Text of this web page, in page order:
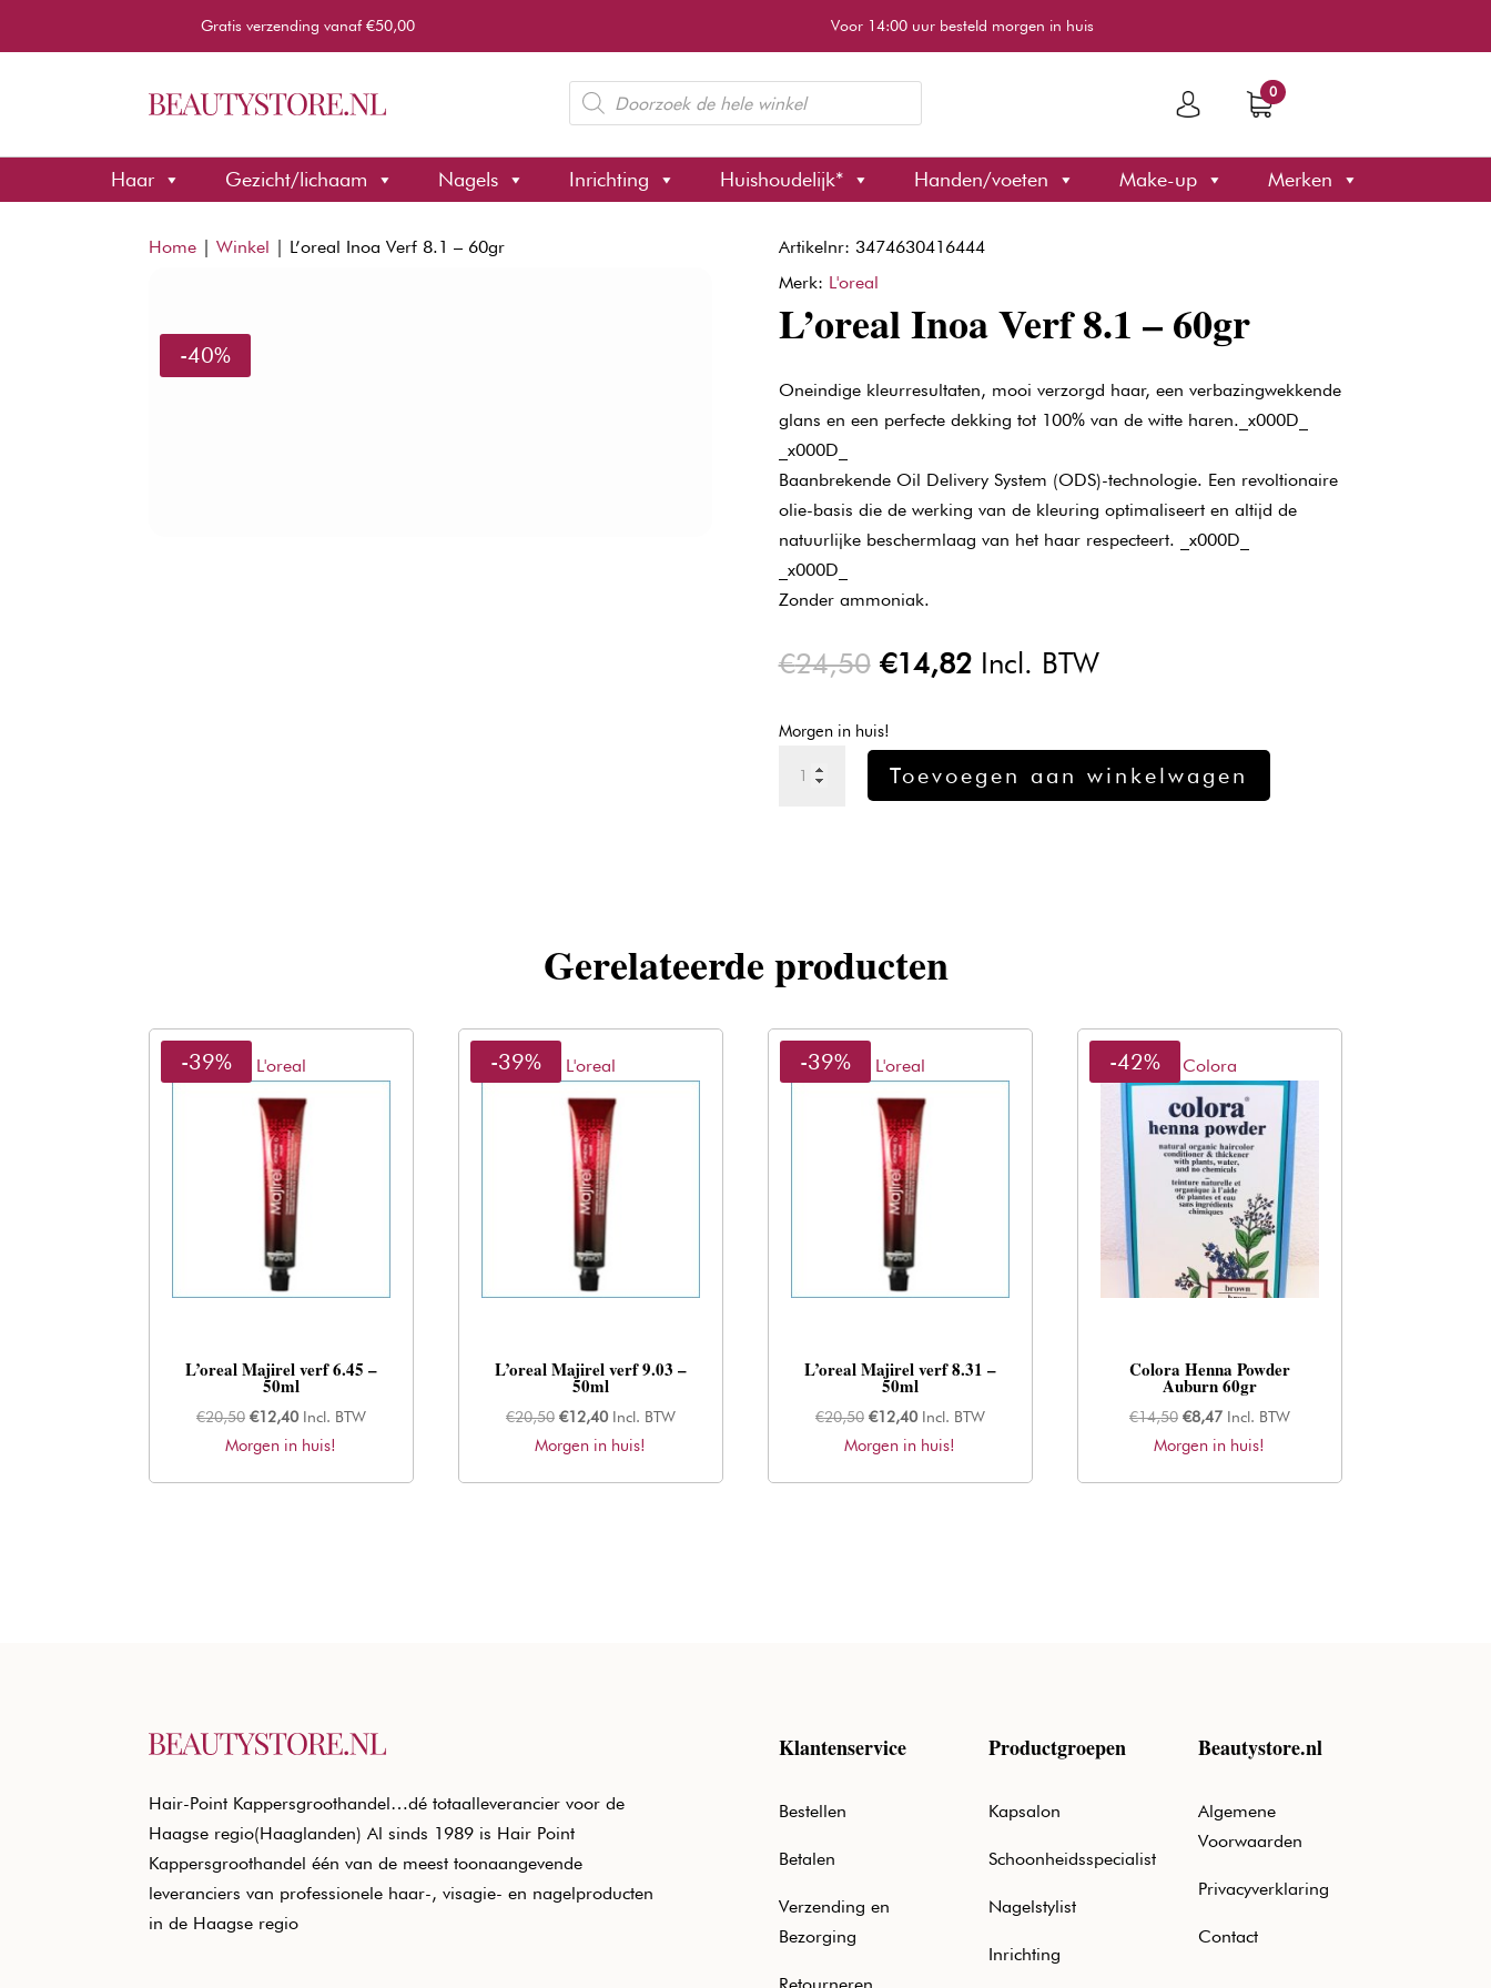
Gratis verzending vanaf €50,00 Voor 14:00 uur besteld morgen in huis
Producten
zoeken
0
Haar Gezicht/lichaam Nagels Inrichting Huishoudelijk* Handen/voeten Make-up Merken
Home |Winkel | L’oreal Inoa Verf 8.1 – 60gr
-40%
Artikelnr: 3474630416444
Merk: L'oreal
L’oreal Inoa Verf 8.1 – 60gr
Oneindige kleurresultaten, mooi verzorgd haar, een verbazingwekkende
glans en een perfecte dekking tot 100% van de witte haren._x000D_
_x000D_
Baanbrekende Oil Delivery System (ODS)-technologie. Een revoltionaire
olie-basis die de werking van de kleuring optimaliseert en altijd de
natuurlijke beschermlaag van het haar respecteert. _x000D_
_x000D_
Zonder ammoniak.
€24,50 Oorspronkelijke
was:
€24,50.
€14,82Huidige
€14,82.
Incl. BTW
Morgen in huis!
Toevoegen aan winkelwagen
Gerelateerde producten
L'oreal
-39%
L’oreal Majirel verf 6.45 –
50ml
€20,50 Oorspronkelijke
prijs
€12,40Huidige
prijs
Incl. BTW
Morgen in huis!
L'oreal
-39%
L’oreal Majirel verf 9.03 –
50ml
€20,50 Oorspronkelijke
prijs
€12,40Huidige
prijs
Incl. BTW
Morgen in huis!
L'oreal
-39%
L’oreal Majirel verf 8.31 –
50ml
€20,50 Oorspronkelijke
prijs
€12,40Huidige
prijs
Incl. BTW
Morgen in huis!
Colora
-42%
Colora Henna Powder
Auburn 60gr
€14,50 Oorspronkelijke
prijs
€8,47Huidige
prijs
Incl. BTW
Morgen in huis!
Hair-Point Kappersgroothandel…dé totaalleverancier voor de
Haagse regio(Haaglanden) Al sinds 1989 is Hair Point
Kappersgroothandel één van de meest toonaangevende
leveranciers van professionele haar-, visagie- en nagelproducten
in de Haagse regio
Klantenservice
Bestellen
Betalen
Verzending en
Bezorging
Retourneren
Productgroepen
Kapsalon
Schoonheidsspecialist
Nagelstylist
Inrichting
Beautystore.nl
Algemene
Voorwaarden
Privacyverklaring
Contact